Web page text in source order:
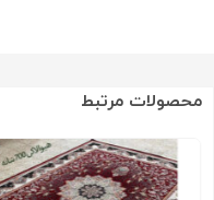
محصولات مرتبط